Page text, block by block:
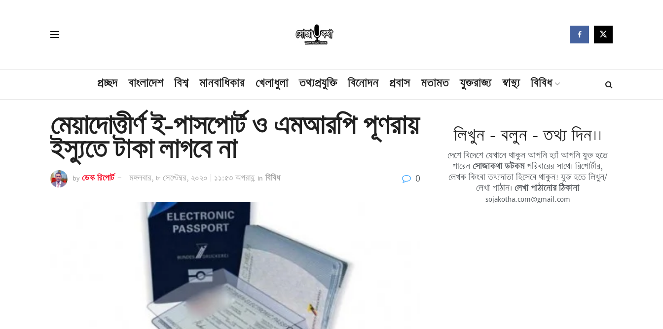
প্রচ্ছদ বাংলাদেশ বিশ্ব মানবাধিকার খেলাধুলা তথ্যপ্রযুক্তি বিনোদন প্রবাস মতামত যুক্তরাজ্য স্বাস্থ্য বিবিধ
মেয়াদোত্তীর্ণ ই-পাসপোর্ট ও এমআরপি পূণরায়
ইস্যুতে টাকা লাগবে না
by ডেস্ক রিপোর্ট মঙ্গলবার, ৮ সেপ্টেম্বর, ২০২০ | ১১:৫৩ অপরাহ্ণ in বিবিধ 0
লিখুন - বলুন - তথ্য দিন।।
দেশে বিদেশে যেখানে থাকুন আপনি হ্যাঁ আপনি যুক্ত হতে
পারেনসোজাকথা ডটকমপরিবারের সাথে। রিপোর্টার,
লেখক কিংবা তথ্যদাতা হিসেবে থাকুন! যুক্ত হতে লিখুন/
লেখা পাঠান। লেখা পাঠানোর ঠিকানা
sojakotha.com@gmail.com